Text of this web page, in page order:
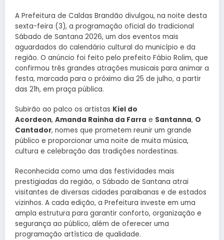
A Prefeitura de Caldas Brandão divulgou, na noite desta
sexta-feira (3), a programação oficial do tradicional
Sábado de Santana 2026, um dos eventos mais
aguardados do calendário cultural do município e da
região. O anúncio foi feito pelo prefeito Fábio Rolim, que
confirmou três grandes atrações musicais para animar a
festa, marcada para o próximo dia 25 de julho, a partir
das 21h, em praça pública.
Subirão ao palco os artistas Kiel do
Acordeon, Amanda Rainha da Farra e Santanna, O
Cantador, nomes que prometem reunir um grande
público e proporcionar uma noite de muita música,
cultura e celebração das tradições nordestinas.
Reconhecida como uma das festividades mais
prestigiadas da região, o Sábado de Santana atrai
visitantes de diversas cidades paraibanas e de estados
vizinhos. A cada edição, a Prefeitura investe em uma
ampla estrutura para garantir conforto, organização e
segurança ao público, além de oferecer uma
programação artística de qualidade.